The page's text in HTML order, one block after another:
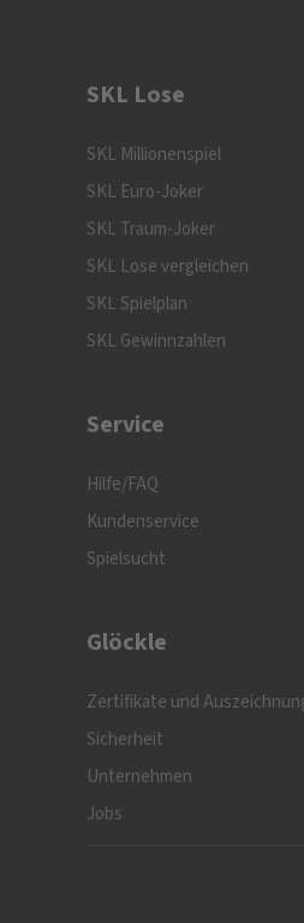
SKL Lose
SKL Millionenspiel
SKL Euro-Joker
SKL Traum-Joker
SKL Lose vergleichen
SKL Spielplan
SKL Gewinnzahlen
Service
Hilfe/FAQ
Kundenservice
Spielsucht
Glöckle
Zertifikate und
Sicherheit
Unternehmen
Jobs